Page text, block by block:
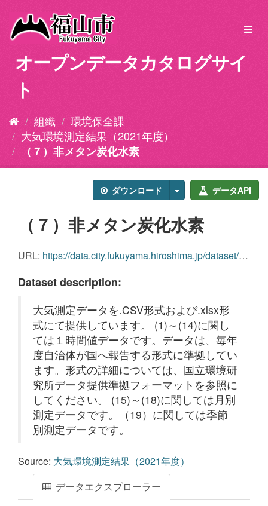
オープンデータカタログサイ
ト
組織
環境保全課
大気環境測定結果（2021年度）
（７）非メタン炭化水素
ダウンロード データAPI
（７）非メタン炭化水素
URL: https://data.city.fukuyama.hiroshima.jp/dataset/71e08d3d-39d3-497a-8d4a-f3ec7f0da856/resource/5dd38cd9-09fa-44de-88d1-ba25fe384ab2/download/j342021_07-nmhc.csv
Dataset description:
大気測定データを.CSV形式および.xlsx形
式にて提供しています。 (1)～(14)に関し
ては１時間値データです。データは、毎年
度自治体が国へ報告する形式に準拠してい
ます。形式の詳細については、国立環境研
究所データ提供準拠フォーマットを参照に
してください。 (15)～(18)に関しては月別
測定データです。（19）に関しては季節
別測定データです。
Source: 大気環境測定結果（2021年度）
データエクスプローラー